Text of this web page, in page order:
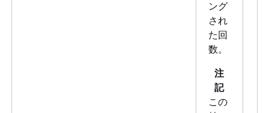
ング
され
た回
数。
注
記
この